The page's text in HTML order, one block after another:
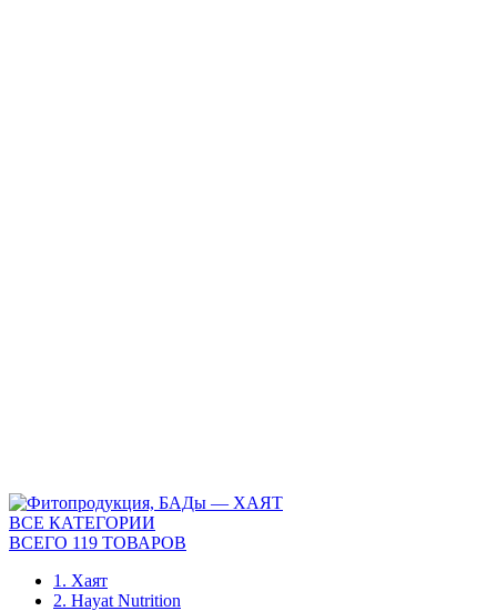
ВСЕ КАТЕГОРИИ
ВСЕГО 119 ТОВАРОВ
1. Хаят
2. Hayat Nutrition